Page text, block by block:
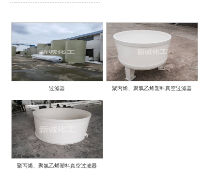
过滤器 聚丙烯、聚氯乙烯塑料真空过滤器
聚丙烯、聚氯乙烯塑料真空过滤器